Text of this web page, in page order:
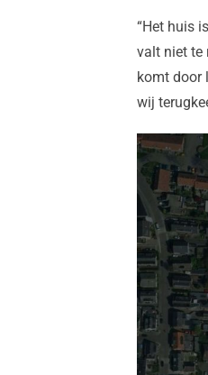
“Het huis
valt niet te
komt door
wij